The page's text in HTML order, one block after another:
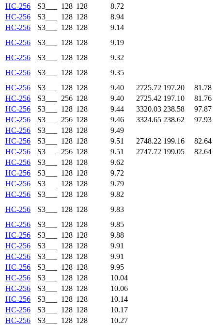
HC-256
S3___ 128 128
8.72
HC-256
S3___ 128 128
8.94
HC-256
S3___ 128 128
9.14
HC-256
S3___ 128 128
9.19
HC-256
S3___ 128 128
9.32
HC-256
S3___ 128 128
9.35
HC-256
S3___ 128 128 9.40 2725.72 197.20
81.78
HC-256
S3___ 256 128 9.40 2725.42 197.10
81.76
HC-256
S3___ 128 128 9.44 3320.03 238.58
97.87
HC-256
S3___ 256 128 9.46 3324.65 238.62
97.93
HC-256
S3___ 128 128
9.49
HC-256
S3___ 128 128 9.51 2748.22 199.16
82.64
HC-256
S3___ 256 128 9.51 2747.72 199.05
82.64
HC-256
S3___ 128 128
9.62
HC-256
S3___ 128 128
9.72
HC-256
S3___ 128 128
9.79
HC-256
S3___ 128 128
9.82
HC-256
S3___ 128 128
9.83
HC-256
S3___ 128 128
9.85
HC-256
S3___ 128 128
9.88
HC-256
S3___ 128 128
9.91
HC-256
S3___ 128 128
9.91
HC-256
S3___ 128 128
9.95
HC-256
S3___ 128 128
10.04
HC-256
S3___ 128 128
10.06
HC-256
S3___ 128 128
10.14
HC-256
S3___ 128 128
10.17
HC-256
S3___ 128 128
10.27